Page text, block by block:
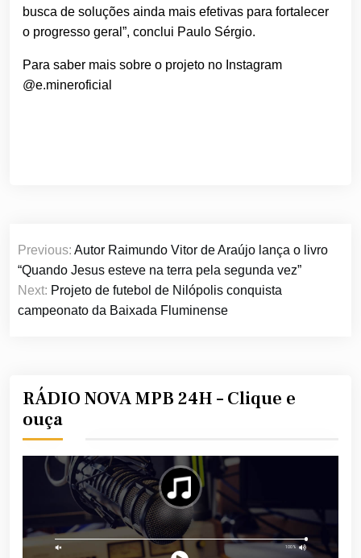
busca de soluções ainda mais efetivas para fortalecer
o progresso geral”, conclui Paulo Sérgio.
Para saber mais sobre o projeto no Instagram
@e.mineroficial
Navegação
de
Post
Previous: Autor Raimundo Vitor de Araújo lança o livro
“Quando Jesus esteve na terra pela segunda vez”
Next: Projeto de futebol de Nilópolis conquista
campeonato da Baixada Fluminense
RÁDIO NOVA MPB 24H – Clique e
ouça